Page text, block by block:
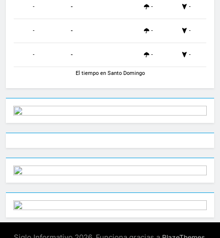
- - - -
- - - -
- - - -
El tiempo en Santo Domingo